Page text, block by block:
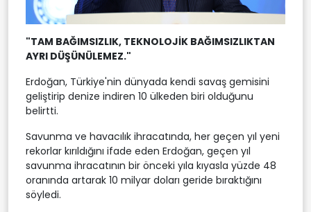
"TAM BAĞIMSIZLIK, TEKNOLOJİK BAĞIMSIZLIKTAN
AYRI DÜŞÜNÜLEMEZ."
Erdoğan, Türkiye'nin dünyada kendi savaş gemisini
geliştirip denize indiren 10 ülkeden biri olduğunu
belirtti.
Savunma ve havacılık ihracatında, her geçen yıl yeni
rekorlar kırıldığını ifade eden Erdoğan, geçen yıl
savunma ihracatının bir önceki yıla kıyasla yüzde 48
oranında artarak 10 milyar doları geride bıraktığını
söyledi.